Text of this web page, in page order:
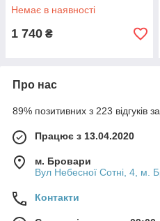
Немає в наявності
1 740 ₴
Про нас
89% позитивних з 223 відгуків за
Працює з 13.04.2020
м. Бровари
Вул Небесної Сотні, 4, м.
Контакти